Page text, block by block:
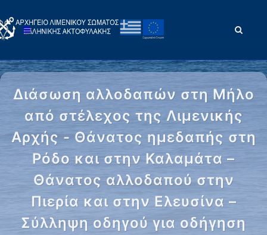
Διάσωση αλλοδαπών στη Μήλο
από στέλεχος της Λιμενικής
Αρχής - Θάνατος ημεδαπής στη
Ρόδο και στην Καλαμάτα –
Θάνατος αλλοδαπού στην
Πιερία και στην Ελευσίνα –
Σύλληψη οδηγού για οδήγηση